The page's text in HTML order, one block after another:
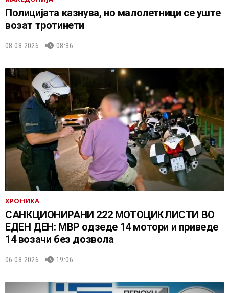
Полицијата казнува, но малолетници се уште
возат тротинети
08.08.2026. 08:36
ХРОНИКА
САНКЦИОНИРАНИ 222 МОТОЦИКЛИСТИ ВО
ЕДЕН ДЕН: МВР одзеде 14 мотори и приведе
14 возачи без дозвола
06.08.2026. 19:06